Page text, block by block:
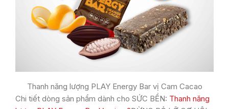
Thanh năng lượng PLAY Energy Bar vị Cam Cacao
Chi tiết dòng sản phẩm dành cho SỨC BỀN: Thanh năng